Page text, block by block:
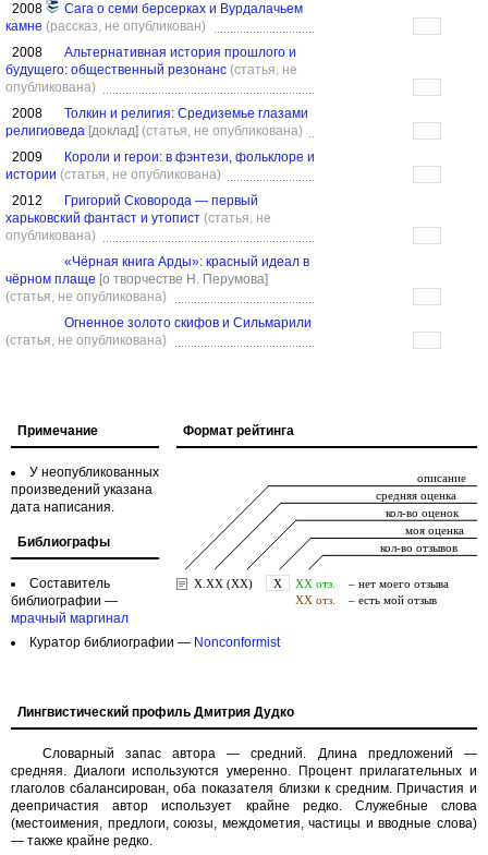
2008
Сага о семи берсерках и Вурдалачьем
камне (рассказ, не опубликован)
2008
Альтернативная история прошлого и
будущего: общественный резонанс (статья, не
опубликована)
2008
Толкин и религия: Средиземье глазами
религиоведа [доклад] (статья, не опубликована)
2009
Короли и герои: в фэнтези, фольклоре и
истории (статья, не опубликована)
2012
Григорий Сковорода — первый
харьковский фантаст и утопист (статья, не
опубликована)
«Чёрная книга Арды»: красный идеал в
чёрном плаще [о творчестве Н. Перумова]
(статья, не опубликована)
Огненное золото скифов и Сильмарили
(статья, не опубликована)
Формат рейтинга
Примечание
У неопубликованных
произведений указана
дата написания.
Библиографы
Составитель
библиографии —
мрачный маргинал
Куратор библиографии — Nonconformist
Лингвистический профиль Дмитрия Дудко
Словарный запас автора — средний. Длина предложений —
средняя. Диалоги используются умеренно. Процент прилагательных и
глаголов сбалансирован, оба показателя близки к средним. Причастия и
деепричастия автор использует крайне редко. Служебные слова
(местоимения, предлоги, союзы, междометия, частицы и вводные слова)
— также крайне редко.